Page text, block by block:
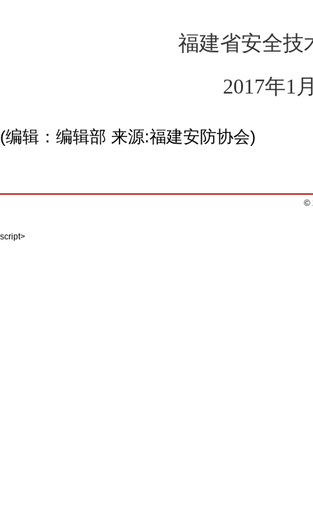
福建省安全技
2017年1
(编辑：编辑部 来源:福建安防协会)
©
script>